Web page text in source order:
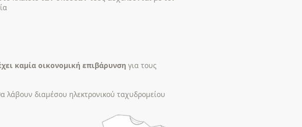
καμία οικονομική επιβάρυνση για τους
λάβουν διαμέσου ηλεκτρονικού ταχυδρομείου